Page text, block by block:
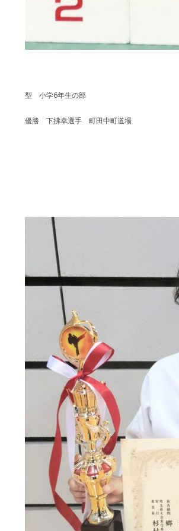
型 小学6年生の部
優勝 下拂幸選手 町田中町道場